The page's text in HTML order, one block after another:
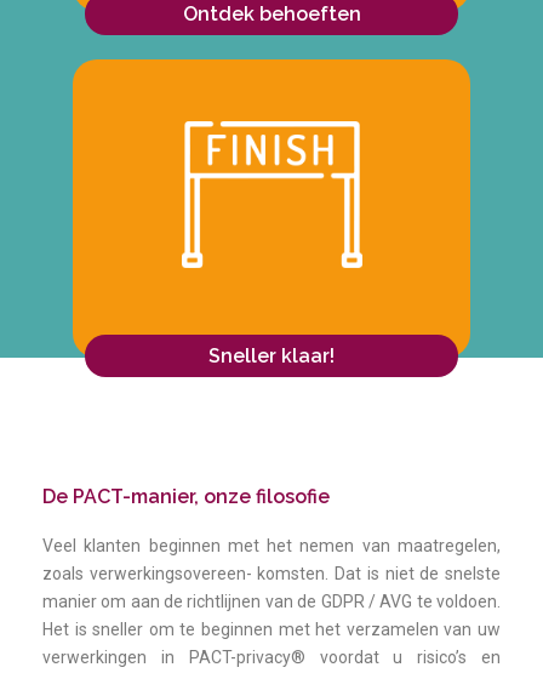
Ontdek behoeften
Sneller klaar!
De PACT-manier, onze filosofie
Veel klanten beginnen met het nemen van maatregelen,
zoals verwerkingsovereen- komsten. Dat is niet de snelste
manier om aan de richtlijnen van de GDPR / AVG te voldoen.
Het is sneller om te beginnen met het verzamelen van uw
verwerkingen in PACT-privacy® voordat u risico’s en